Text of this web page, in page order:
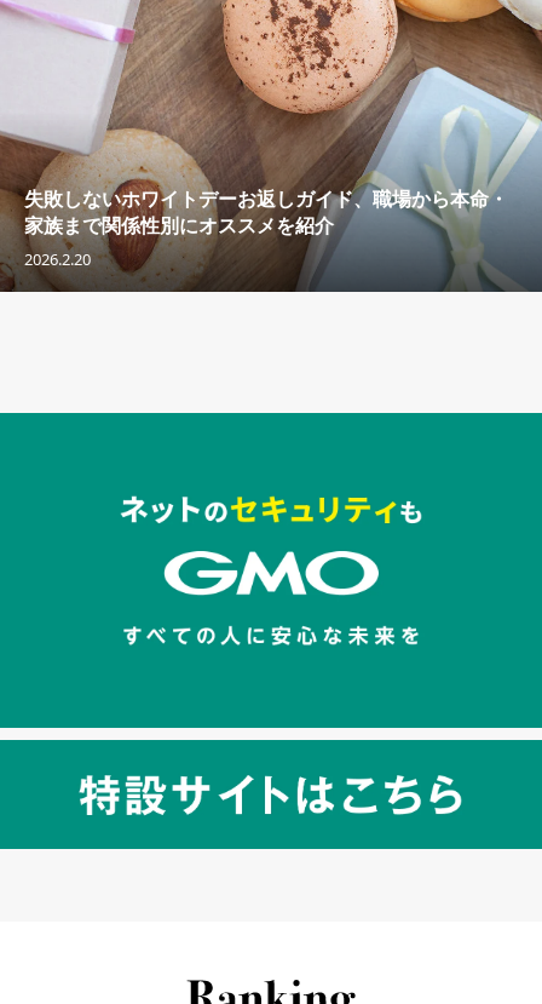
失敗しないホワイトデーお返しガイド、職場から本命・
家族まで関係性別にオススメを紹介
2026.2.20
セキュリティキャンペーンでのバナー